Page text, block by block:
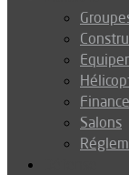
Salons